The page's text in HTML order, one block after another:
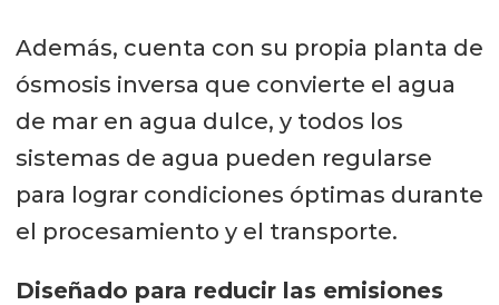
Además, cuenta con su propia planta de
ósmosis inversa que convierte el agua
de mar en agua dulce, y todos los
sistemas de agua pueden regularse
para lograr condiciones óptimas durante
el procesamiento y el transporte.
Diseñado para reducir las emisiones